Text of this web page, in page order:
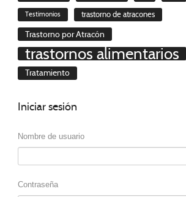
Testimonios trastorno de atracones
Trastorno por Atracón
trastornos alimentarios
Tratamiento
Iniciarsesión
Nombre de usuario
Contraseña